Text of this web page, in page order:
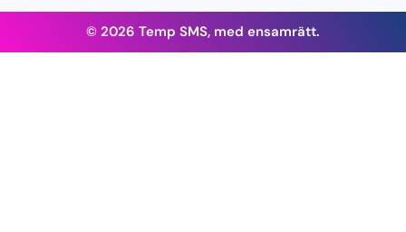
© 2026 Temp SMS, med ensamrätt.